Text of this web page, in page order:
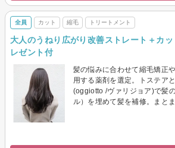
全員 カット 縮毛 トリートメント
大人のうねり広がり改善ストレート＋カ
レゼント付
髪の悩みに合わせて縮毛矯正
用する薬剤を選定。トステア
(oggiotto /ヴァリジョア)で髪
ル）を埋めて髪を補修。まと